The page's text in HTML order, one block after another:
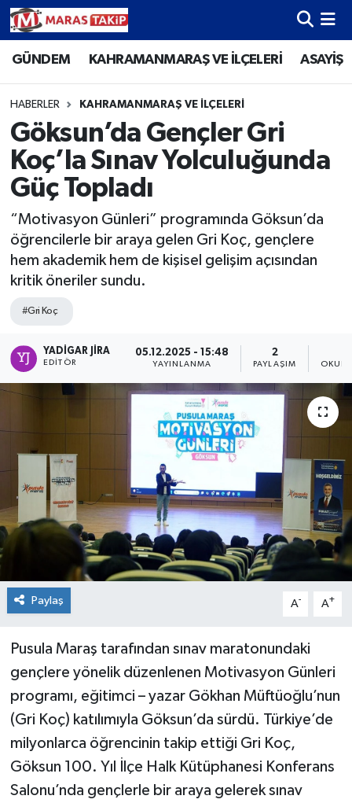
GÜNDEM KAHRAMANMARAŞ VE İLÇELERİ ASAYİŞ
HABERLER KAHRAMANMARAŞ VE İLÇELERİ
Göksun’da Gençler Gri
Koç’la Sınav Yolculuğunda
Güç Topladı
“Motivasyon Günleri” programında Göksun’da
öğrencilerle bir araya gelen Gri Koç, gençlere
hem akademik hem de kişisel gelişim açısından
kritik öneriler sundu.
#Gri Koç
YADIGAR JIRA
EDITÖR
05.12.2025 - 15:48
YAYINLANMA
2
PAYLAŞIM
Paylaş A- A+
Pusula Maraş tarafından sınav maratonundaki
gençlere yönelik düzenlenen Motivasyon Günleri
programı, eğitimci – yazar Gökhan Müftüoğlu’nun
(Gri Koç) katılımıyla Göksun’da sürdü. Türkiye’de
milyonlarca öğrencinin takip ettiği Gri Koç,
Göksun 100. Yıl İlçe Halk Kütüphanesi Konferans
Salonu’nda gençlerle bir araya gelerek sınav
Kahramanmaraş Nöbetçi Eczaneler
Kahramanmaraş Hava Durumu
Kahramanmaraş Namaz Vakitleri
Kahramanmaraş Trafik Yoğunluk Haritası
Süper Lig Puan Durumu ve Fikstür
Tüm Manşetler